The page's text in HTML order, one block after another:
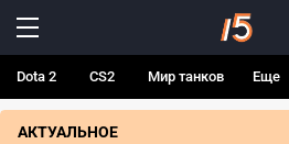
Dota 2 CS2 Мир танков Еще
АКТУАЛЬНОЕ